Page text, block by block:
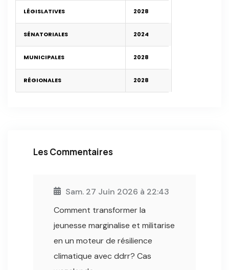
LÉGISLATIVES 2028
SÉNATORIALES 2024
MUNICIPALES 2028
RÉGIONALES 2028
Les Commentaires
Sam. 27 Juin 2026 à 22:43
Comment transformer la
jeunesse marginalise et militarise
en un moteur de résilience
climatique avec ddrr? Cas